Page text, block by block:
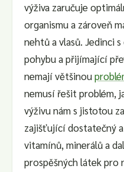
výživa zaručuje
organismu a zároveň
nehtů a vlasů. Jedinci
pohybu a přijímající
nemají většinou
nemusí řešit problém,
výživu nám s jistotou
zajišťující dostatečný
vitamínů, minerálů a
prospěšných látek pro